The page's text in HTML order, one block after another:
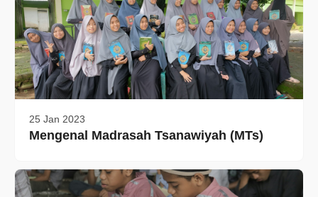
25 Jan 2023
Mengenal Madrasah Tsanawiyah (MTs)